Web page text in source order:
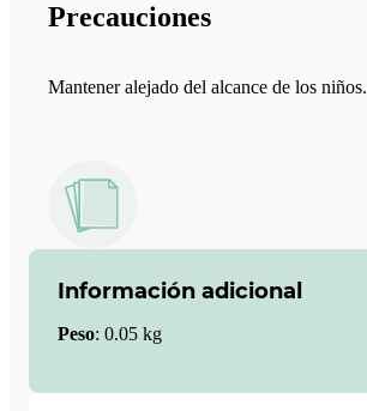
Precauciones
Mantener alejado del alcance de los niños.
Información adicional
Peso: 0.05 kg